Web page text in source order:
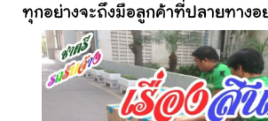
ทุกอย่างจะถึงมือลูกค้าที่ปลายทางอ